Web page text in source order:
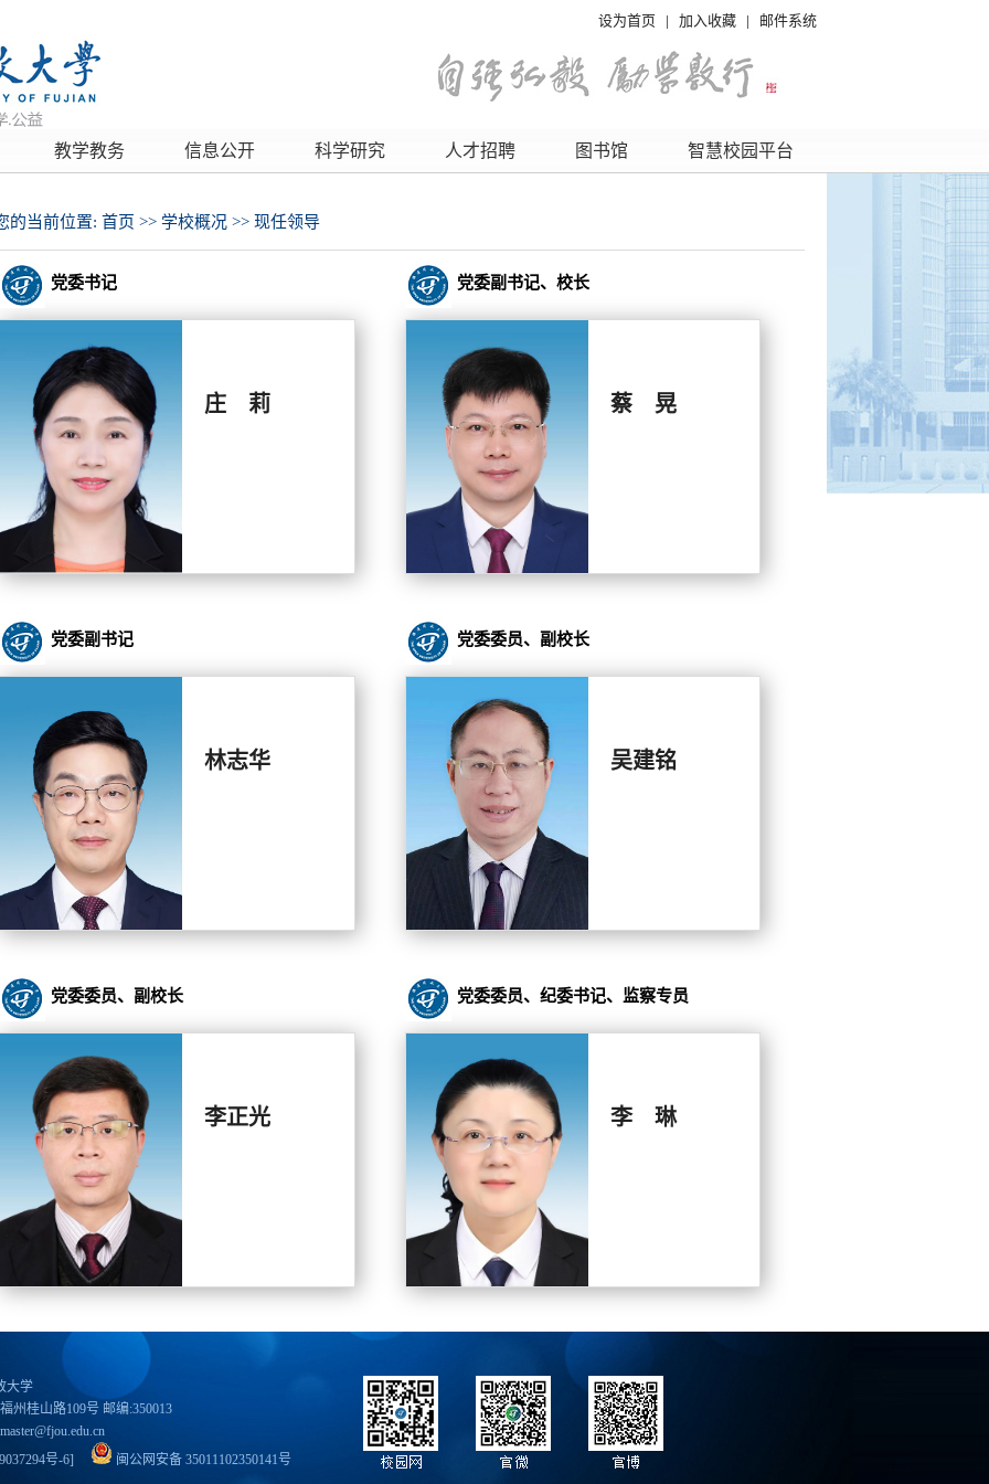
设为首页 | 加入收藏 | 邮件系统
教学教务 信息公开 科学研究 人才招聘 图书馆 智慧校园平台
的当前位置: 首页 >> 学校概况 >> 现任领导
党委书记
庄 莉
党委副书记、校长
蔡 晃
党委副书记
林志华
党委委员、副校长
吴建铭
党委委员、副校长
李正光
党委委员、纪委书记、监察专员
李 琳
大学
州桂山路109号 邮编:350013
号-6] 闽公网安备 35011102350141号